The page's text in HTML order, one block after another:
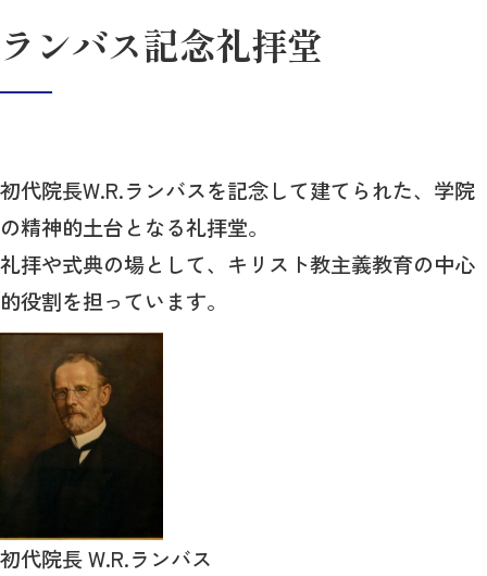
ランバス記念礼拝堂
初代院長W.R.ランバスを記念して建てられた、学院
の精神的土台となる礼拝堂。
礼拝や式典の場として、キリスト教主義教育の中心
的役割を担っています。
初代院長 W.R.ランバス